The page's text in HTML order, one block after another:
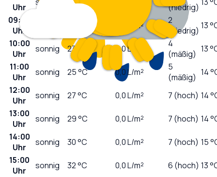
Uhr
(niedrig)
09:00
Uhr
L/m²
2
(niedrig) 13
10:00
Uhr
sonnig 23 0,0L/m²
4
(mäßig) 13
11:00
Uhr
sonnig 25°C 0,0 L/m²
5
(mäßig) 14
12:00
Uhr
sonnig 27°C 0,0L/m² 7 (hoch) 14
13:00
Uhr
sonnig 29°C 0,0L/m² 7 (hoch) 14
14:00
Uhr
sonnig 30°C 0,0L/m² 7 (hoch) 15
15:00
Uhr
sonnig 32°C 0,0L/m² 6 (hoch) 13